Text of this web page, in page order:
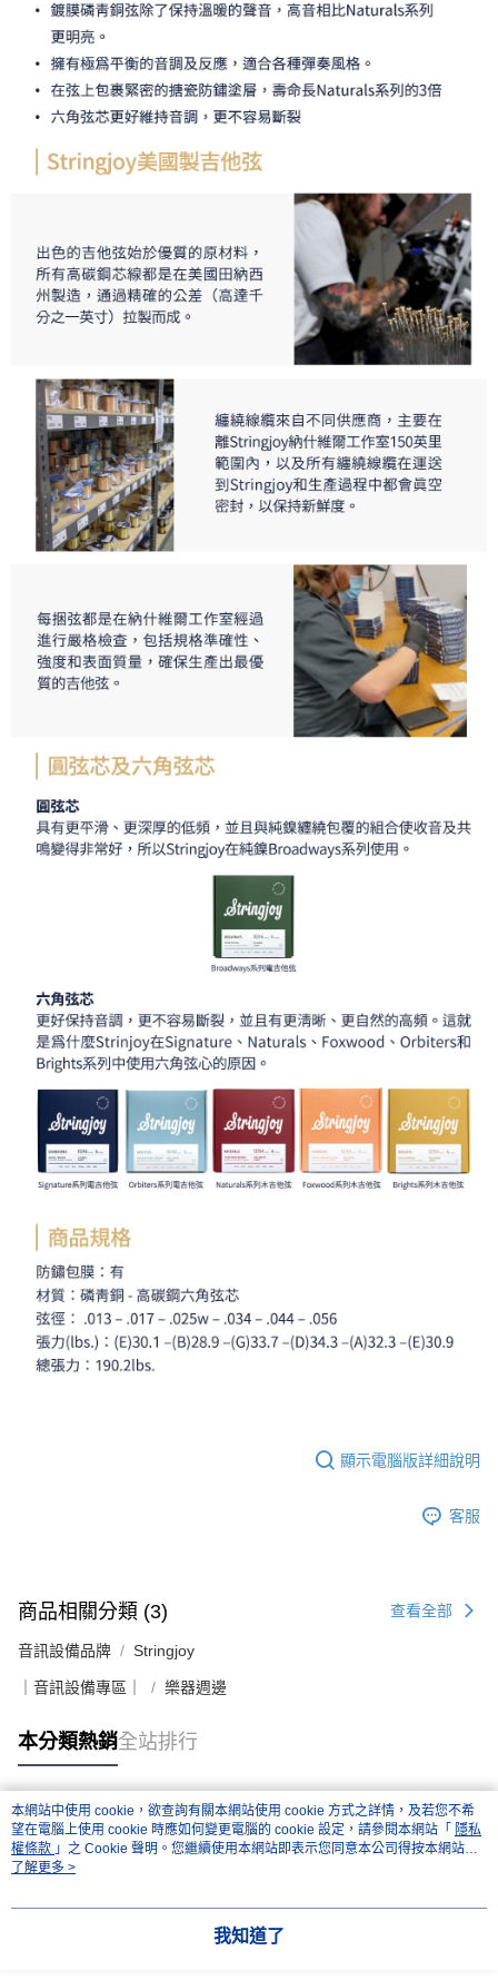
任。
４．使用「AFTEE先享後付」時，將依據個別帳號之用戶狀況，依本公司即
請求用戶進行身份認證。
５．嚴禁一人註冊多個帳號或使用他人資訊註冊。若發現惡意使用之情形，
恩沛科技股份有限公司將有權停止該用戶之使用額度並採取法律行動。
顯示電腦版詳細說明
客服
商品相關分類 (3) 查看全部
音訊設備品牌 Stringjoy
｜音訊設備專區｜ 樂器週邊
本分類熱銷全站排行
熱門標籤
本網站中使用 cookie，欲查詢有關本網站使用 cookie 方式之詳情，及若您不希
望在電腦上使用 cookie 時應如何變更電腦的 cookie 設定，請參閱本網站「 隱私
權條款 」之 Cookie 聲明。您繼續使用本網站即表示您同意本公司得按本網站使
用條款之 Cookie 聲明使用 cookie。
了解更多 >
我知道了